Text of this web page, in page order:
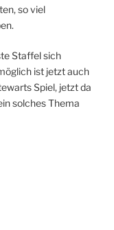
so viel
Staffel sich
ist jetzt auch
Spiel, jetzt da
solches Thema